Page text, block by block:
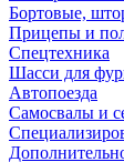
Бортовые,
Прицепы и
Спецтехника
Шасси для
Автопоезда
Самосвалы и